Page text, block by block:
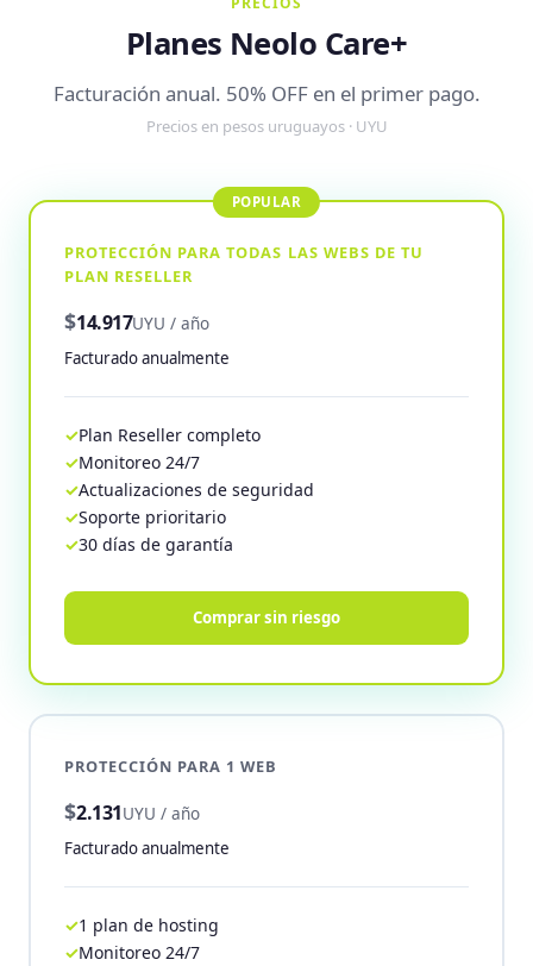
Planes Neolo Care+
Facturación anual. 50% OFF en el primer pago.
Precios en pesos uruguayos · UYU
PROTECCIÓN PARA 1 WEB
$2.131UYU / año
Facturado anualmente
1 plan de hosting
Monitoreo 24/7
PROTECCIÓN PARA TODAS LAS WEBS DE TU
PLAN RESELLER
$14.917UYU / año
Facturado anualmente
Plan Reseller completo
Monitoreo 24/7
Actualizaciones de seguridad
Soporte prioritario
30 días de garantía
Comprar sin riesgo